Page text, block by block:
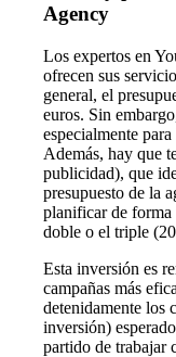
Agency
Los expertos en
ofrecen sus
general, el
euros. Sin
especialmente
Además, hay que
publicidad), que
presupuesto de la
planificar de forma
doble o el triple
Esta inversión es
campañas más
detenidamente los
inversión)
partido de trabajar